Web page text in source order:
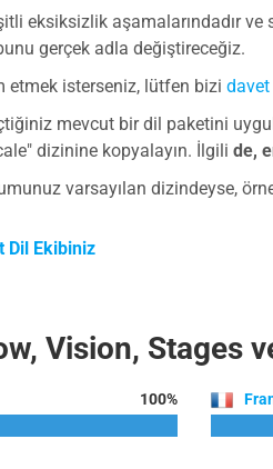
eksiksizlik aşamalarındadır
gerçek adla değiştireceğiz.
etmek isterseniz, lütfen bizi davet
mevcut bir dil paketini
dizinine kopyalayın. İlgili de,
varsayılan dizindeyse,
Dil Ekibiniz
Vision, Stages
100%